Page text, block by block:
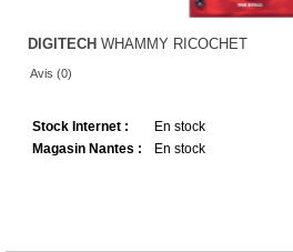
DIGITECH WHAMMY RICOCHET
Avis (0)
Stock Internet :
En stock
Magasin Nantes :
En stock